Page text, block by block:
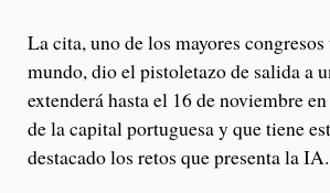
La cita, uno de los mayores
mundo, dio el pistoletazo de salida a
extenderá hasta el 16 de noviembre
de la capital portuguesa y que tiene
destacado los retos que presenta la IA.